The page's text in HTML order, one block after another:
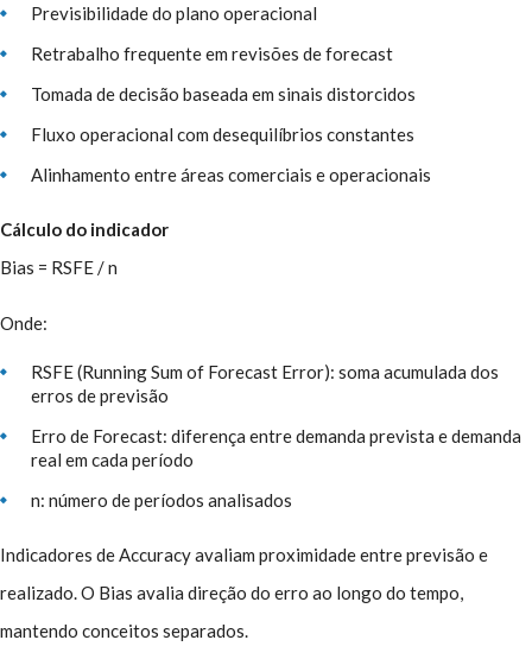
Previsibilidade do plano operacional
Retrabalho frequente em revisões de forecast
Tomada de decisão baseada em sinais distorcidos
Fluxo operacional com desequilíbrios constantes
Alinhamento entre áreas comerciais e operacionais
Cálculo do indicador
Bias = RSFE / n
Onde:
RSFE (Running Sum of Forecast Error): soma acumulada dos
erros de previsão
Erro de Forecast: diferença entre demanda prevista e demanda
real em cada período
n: número de períodos analisados
Indicadores de Accuracy avaliam proximidade entre previsão e
realizado. O Bias avalia direção do erro ao longo do tempo,
mantendo conceitos separados.